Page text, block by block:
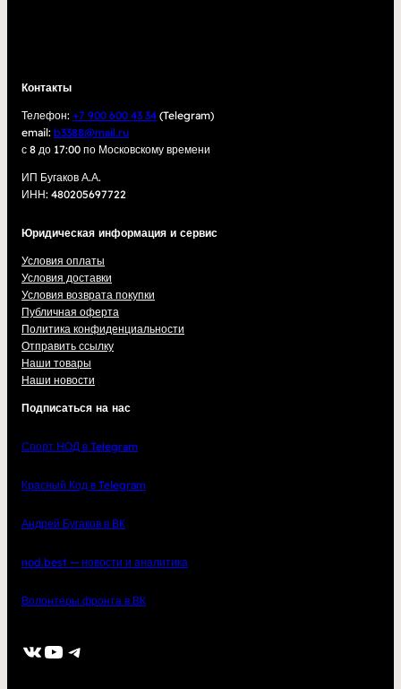
Контакты
Телефон: +7 900 600 43 34 (Telegram)
email: b3388@mail.ru
с 8 до 17:00 по Московскому времени
ИП Бугаков А.А.
ИНН: 480205697722
Юридическая информация и сервис
Условия оплаты
Условия доставки
Условия возврата покупки
Публичная оферта
Политика конфиденциальности
Отправить ссылку
Наши товары
Наши новости
Подписаться на нас
Спорт НОД в Telegram
Красный Код в Telegram
Андрей Бугаков в ВК
nod.best — новости и аналитика
Волонтеры фронта в ВК
ВКонтакте YouTube Telegram